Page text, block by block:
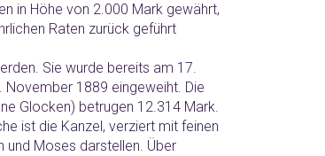
in Höhe von 2.000 Mark gewährt,
Raten zurück geführt
Sie wurde bereits am 17.
1889 eingeweiht. Die
Glocken) betrugen 12.314 Mark.
ist die Kanzel, verziert mit feinen
und Moses darstellen. Über